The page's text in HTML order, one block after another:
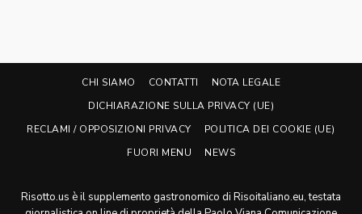
CHI SIAMO CONTATTI
NOTA LEGALE
DICHIARAZIONE SULLA PRIVACY (UE)
RECLAMI / OPPOSIZIONI PRIVACY
POLITICA DEI COOKIE (UE)
FUORI MENU
NEWS
Risotto.us è il supplemento gastronomico di Risoitaliano.eu, testata